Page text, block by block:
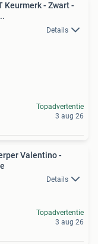
Keurmerk - Zwart -
Details
Topadvertentie
3 aug 26
Valentino -
Details
Topadvertentie
3 aug 26